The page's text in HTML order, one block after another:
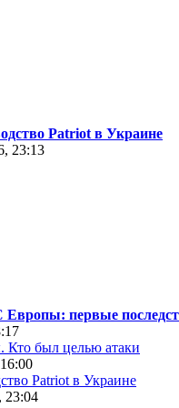
Patriot в Украине
23:13
первые
Кто был целью атаки
Patriot в Украине